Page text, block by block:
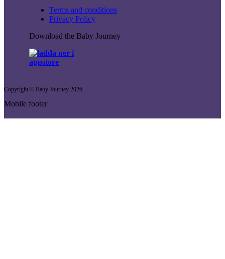
Terms and conditions
Privacy Policy
Download the Baby Journey
Copyright © Baby Journey 2026
Mobile footer